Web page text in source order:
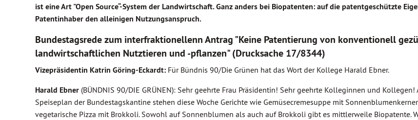
ist eine Art "Open Source“-System der Landwirtschaft. Ganz anders bei Biopatenten: auf die patentgeschützte
Patentinhaber den alleinigen Nutzungsanspruch.
Bundestagsrede zum interfraktionellenn Antrag "Keine Patentierung von konventionell
landwirtschaftlichen Nutztieren und -pflanzen" (Drucksache 17/8344)
Vizepräsidentin Katrin Göring-Eckardt: Für Bündnis 90/Die Grünen hat das Wort der Kollege Harald Ebner.
Harald Ebner (BÜNDNIS 90/DIE GRÜNEN): Sehr geehrte Frau Präsidentin! Sehr geehrte Kolleginnen und Kollegen!
Speiseplan der Bundestagskantine stehen diese Woche Gerichte wie Gemüsecremesuppe mit
vegetarische Pizza mit Brokkoli. Sowohl auf Sonnenblumen als auch auf Brokkoli gibt es mittlerweile Biopatente.